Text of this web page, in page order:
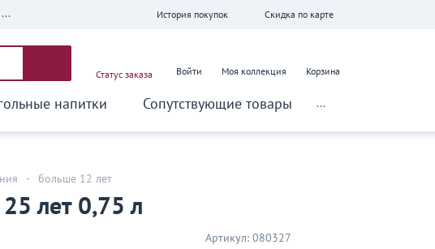
... История покупок Скидка по карте
Статус заказа Войти Моя коллекция Корзина
напитки Сопутствующие товары ...
- больше 12 лет
лет 0,75 л
Артикул: 080327